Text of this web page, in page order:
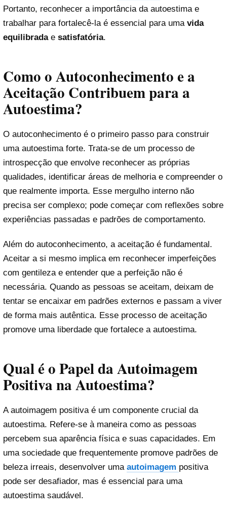
Portanto, reconhecer a importância da autoestima e
trabalhar para fortalecê-la é essencial para uma vida
equilibradae satisfatória.
Como o Autoconhecimento e a
Aceitação Contribuem para a
Autoestima?
O autoconhecimento é o primeiro passo para construir
uma autoestima forte. Trata-se de um processo de
introspecção que envolve reconhecer as próprias
qualidades, identificar áreas de melhoria e compreender o
que realmente importa. Esse mergulho interno não
precisa ser complexo; pode começar com reflexões sobre
experiências passadas e padrões de comportamento.
Além do autoconhecimento, a aceitação é fundamental.
Aceitar a si mesmo implica em reconhecer imperfeições
com gentileza e entender que a perfeição não é
necessária. Quando as pessoas se aceitam, deixam de
tentar se encaixar em padrões externos e passam a viver
de forma mais autêntica. Esse processo de aceitação
promove uma liberdade que fortalece a autoestima.
Qual é o Papel da Autoimagem
Positiva na Autoestima?
A autoimagem positiva é um componente crucial da
autoestima. Refere-se à maneira como as pessoas
percebem sua aparência física e suas capacidades. Em
uma sociedade que frequentemente promove padrões de
beleza irreais, desenvolver uma autoimagem positiva
pode ser desafiador, mas é essencial para uma
autoestima saudável.